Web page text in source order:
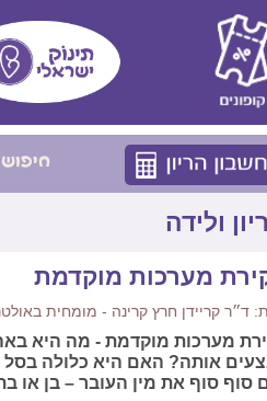
ולידה
מערכות מוקדמת
ד״ר קריידן חרץ קרינה - מומחית
מערכות מוקדמת - מה היא
אותה? האם היא כלולה בסל
סוף סוף את מין העובר – בן או